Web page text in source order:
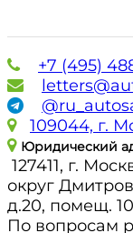
+7 (495)
109044, г.
Юридический
127411, г.
округ
д.20, помещ.
По вопросам